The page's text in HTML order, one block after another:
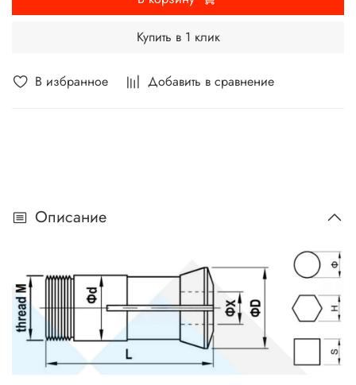
В избранное Добавить в сравнение
Купить в 1 клик
Описание